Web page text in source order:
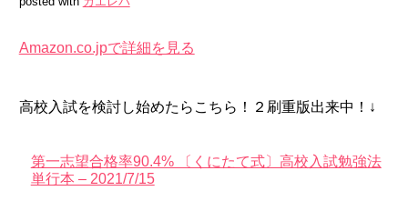
Amazon.co.jpで詳細を見る
高校入試を検討し始めたらこちら！２刷重版出来中！↓
第一志望合格率90.4% 〔くにたて式〕高校入試勉強法
単行本 – 2021/7/15